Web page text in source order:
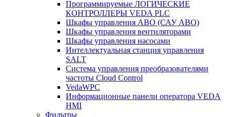
Программируемые ЛОГИЧЕСКИЕ
КОНТРОЛЛЕРЫ VEDA PLC
Шкафы управления АВО (САУ АВО)
Шкафы управления вентиляторами
Шкафы управления насосами
Интеллектуальная станция управления
SALT
Система управления преобразователями
частоты Cloud Control
VedaWPC
Информационные панели оператора VEDA
HMI
Фильтры